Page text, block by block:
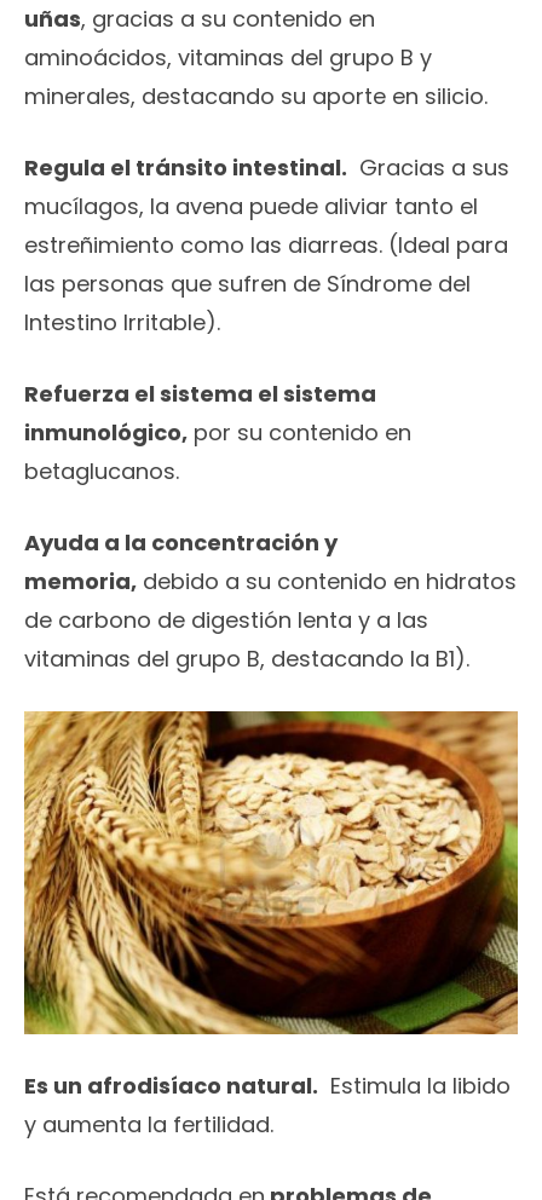
uñas, gracias a su contenido en
aminoácidos, vitaminas del grupo B y
minerales, destacando su aporte en silicio.
Regula el tránsito intestinal. Gracias a sus
mucílagos, la avena puede aliviar tanto el
estreñimiento como las diarreas. (Ideal para
las personas que sufren de Síndrome del
Intestino Irritable).
Refuerza el sistema el sistema
inmunológico, por su contenido en
betaglucanos.
Ayuda a la concentración y
memoria, debido a su contenido en hidratos
de carbono de digestión lenta y a las
vitaminas del grupo B, destacando la B1).
Es un afrodisíaco natural. Estimula la libido
y aumenta la fertilidad.